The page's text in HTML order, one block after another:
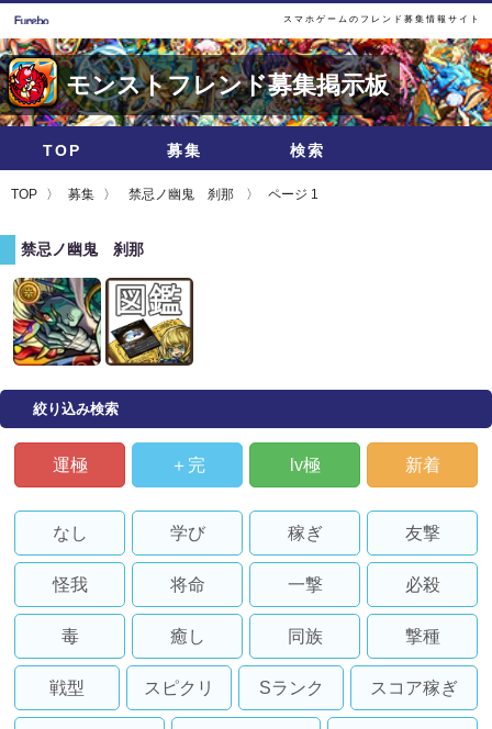
スマホゲームのフレンド募集情報サイト
モンストフレンド募集掲示板
TOP 募集 検索
TOP 募集 禁忌ノ幽鬼 刹那 ページ 1
禁忌ノ幽鬼 刹那
絞り込み検索
運極 ＋完 lv極 新着
なし 学び 稼ぎ 友撃
怪我 将命 一撃 必殺
毒 癒し 同族 撃種
戦型 スピクリ Sランク スコア稼ぎ